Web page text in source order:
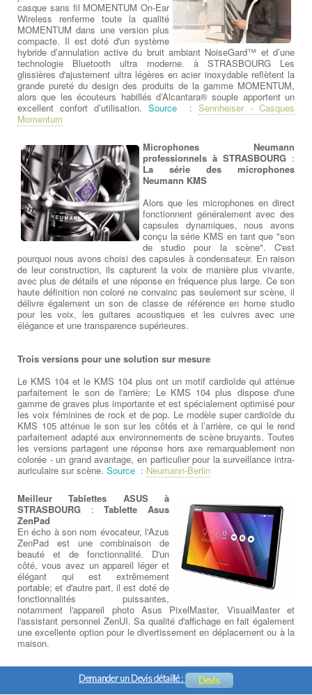
casque sans fil MOMENTUM On-Ear
Wireless renferme toute la qualité
MOMENTUM dans une version plus
compacte. Il est doté d'un système
hybride d’annulation active du bruit ambiant NoiseGard™ et d’une
technologie Bluetooth ultra moderne. à STRASBOURG Les
glissières d'ajustement ultra légères en acier inoxydable reflètent la
grande pureté du design des produits de la gamme MOMENTUM,
alors que les écouteurs habillés d’Alcantara® souple apportent un
excellent confort d’utilisation. Source : Sennheiser - Casques
Momentum
Microphones Neumann
professionnels à STRASBOURG :
La série des microphones
Neumann KMS
Alors que les microphones en direct
fonctionnent généralement avec des
capsules dynamiques, nous avons
conçu la série KMS en tant que "son
de studio pour la scène". C'est
pourquoi nous avons choisi des capsules à condensateur. En raison
de leur construction, ils capturent la voix de manière plus vivante,
avec plus de détails et une réponse en fréquence plus large. Ce son
haute définition non coloré ne convainc pas seulement sur scène, il
délivre également un son de classe de référence en home studio
pour les voix, les guitares acoustiques et les cuivres avec une
élégance et une transparence supérieures.
Trois versions pour une solution sur mesure
Le KMS 104 et le KMS 104 plus ont un motif cardioïde qui atténue
parfaitement le son de l'arrière; Le KMS 104 plus dispose d'une
gamme de graves plus importante et est spécialement optimisé pour
les voix féminines de rock et de pop. Le modèle super cardioïde du
KMS 105 atténue le son sur les côtés et à l’arrière, ce qui le rend
parfaitement adapté aux environnements de scène bruyants. Toutes
les versions partagent une réponse hors axe remarquablement non
colorée - un grand avantage, en particulier pour la surveillance intra-
auriculaire sur scène. Source : Neumann-Berlin
Meilleur Tablettes ASUS à
STRASBOURG :Tablette Asus
ZenPad
En écho à son nom évocateur, l'Azus
ZenPad est une combinaison de
beauté et de fonctionnalité. D'un
côté, vous avez un appareil léger et
élégant qui est extrêmement
portable; et d'autre part, il est doté de
fonctionnalités puissantes,
notamment l'appareil photo Asus PixelMaster, VisualMaster et
l'assistant personnel ZenUI. Sa qualité d'affichage en fait également
une excellente option pour le divertissement en déplacement ou à la
maison.
Demander un Devis détaillé : Devis